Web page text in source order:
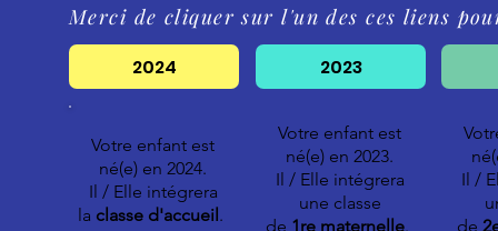
Merci de cliquer sur l'un des ces liens
2024 2023
Votre enfant est
né(e) en 2024.
Il / Elle intégrera
la classe d'accueil.
Votre enfant est
né(e) en 2023.
Il / Elle intégrera
une classe
de 1re maternelle.
Il /
de